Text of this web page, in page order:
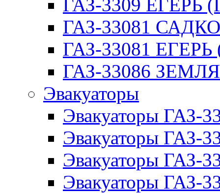
ГАЗ-3309 ЕГЕРЬ
ГАЗ-33081 САДКО
ГАЗ-33081 ЕГЕРЬ
ГАЗ-33086
Эвакуаторы
Эвакуаторы ГАЗ-
Эвакуаторы
Эвакуаторы ГАЗ-
Эвакуаторы ГАЗ-